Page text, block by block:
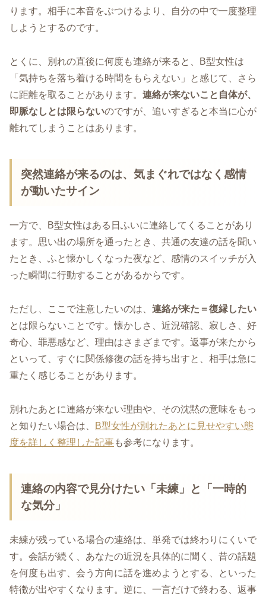
ります。相手に本音をぶつけるより、自分の中で一度整理
しようとするのです。
とくに、別れの直後に何度も連絡が来ると、B型女性は
「気持ちを落ち着ける時間をもらえない」と感じて、さら
に距離を取ることがあります。 連絡が来ないこと自体が、
即脈なしとは限らないのですが、追いすぎると本当に心が
離れてしまうことはあります。
突然連絡が来るのは、気まぐれではなく感情
が動いたサイン
一方で、B型女性はある日ふいに連絡してくることがあり
ます。思い出の場所を通ったとき、共通の友達の話を聞い
たとき、ふと懐かしくなった夜など、感情のスイッチが入
った瞬間に行動することがあるからです。
ただし、ここで注意したいのは、 連絡が来た＝復縁したい
とは限らないことです。懐かしさ、近況確認、寂しさ、好
奇心、罪悪感など、理由はさまざまです。返事が来たから
といって、すぐに関係修復の話を持ち出すと、相手は急に
重たく感じることがあります。
別れたあとに連絡が来ない理由や、その沈黙の意味をもっ
と知りたい場合は、
B型女性が別れたあとに見せやすい態
度を詳しく整理した記事も参考になります。
連絡の内容で見分けたい「未練」と「一時的
な気分」
未練が残っている場合の連絡は、単発では終わりにくいで
す。会話が続く、あなたの近況を具体的に聞く、昔の話題
を何度も出す、会う方向に話を進めようとする、といった
特徴が出やすくなります。逆に、一言だけで終わる、返事